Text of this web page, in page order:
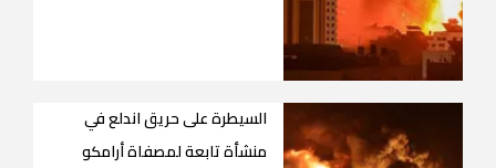
السيطرة على حريق اندلع في
منشأة تابعة لمصفاة أرامكو